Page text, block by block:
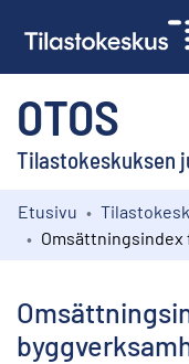
OTOS
Tilastokeskuksen
Kokoelmat
Etusivu